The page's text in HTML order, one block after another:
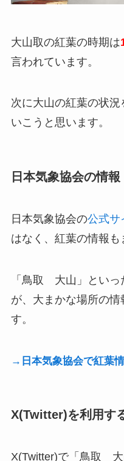
大山取の紅葉の時期は
言われています。
次に大山の紅葉の状
いこうと思います。
日本気象協会の情報
日本気象協会の公式サ
はなく、紅葉の情報も
「鳥取 大山」といっ
が、大まかな場所の
す。
→日本気象協会で紅葉情
X(Twitter)を利用す
X(Twitter)で「鳥取 大